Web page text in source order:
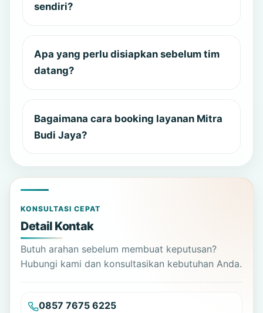
sendiri?
Apa yang perlu disiapkan sebelum tim
datang?
Bagaimana cara booking layanan Mitra
Budi Jaya?
KONSULTASI CEPAT
Detail Kontak
Butuh arahan sebelum membuat keputusan?
Hubungi kami dan konsultasikan kebutuhan Anda.
0857 7675 6225